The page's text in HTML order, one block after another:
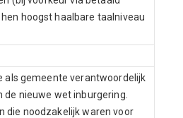
hoogst haalbare taalniveau
als gemeente verantwoordelijk
de nieuwe wet inburgering.
die noodzakelijk waren voor